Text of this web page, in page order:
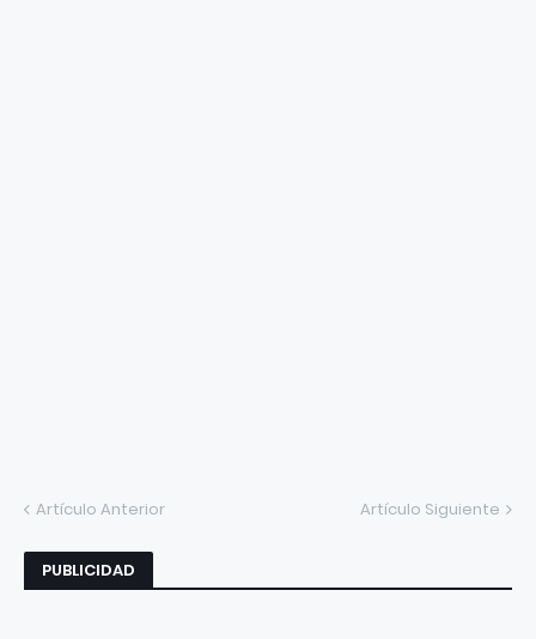
Artículo Anterior Artículo Siguiente
PUBLICIDAD